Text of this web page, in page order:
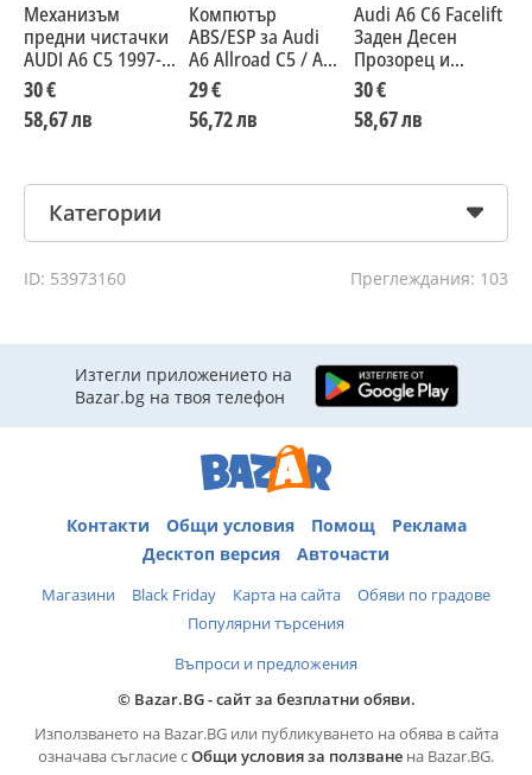
Механизъм
предни чистачки
AUDI A6 C5 1997-
2005 / ALLROAD
2000-2005
4B1955603A
30 €
58,67 лв
Компютър
ABS/ESP за Audi
A6 Allroad C5 / A6
C5
29 €
56,72 лв
Audi A6 C6 Facelift
Заден Десен
Прозорец и
Механизъм
30 €
58,67 лв
Категории
ID: 53973160 Преглеждания: 103
Изтегли приложението на
Bazar.bg на твоя телефон
Контакти Общи условия Помощ
Реклама
Десктоп версия
Авточасти
Магазини Black Friday Карта на сайта
Обяви по градове
Популярни търсения
Въпроси и предложения
© Bazar.BG - сайт за безплатни обяви.
Използването на Bazar.BG или публикуването на обява в сайта
означава съгласие сОбщи условия за ползване на Bazar.BG.